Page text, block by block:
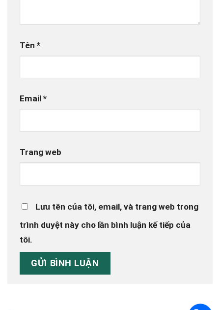
Tên *
Email *
Trang web
Lưu tên của tôi, email, và trang web trong
trình duyệt này cho lần bình luận kế tiếp của
tôi.